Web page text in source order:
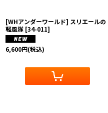
[WHアンダーワールド] スリエールの
軽風隊 [34-011]
6,600円(税込)